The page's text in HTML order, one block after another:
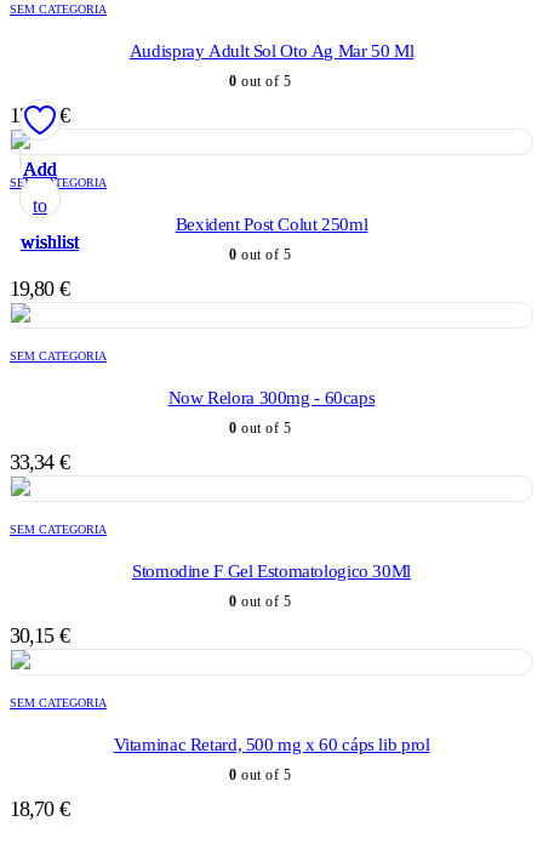
Add
to
wishlist
SEM CATEGORIA
Audispray Adult Sol Oto Ag Mar 50 Ml
0 out of 5
12,70€
Add
to
wishlist
SEM CATEGORIA
Bexident Post Colut 250ml
0 out of 5
19,80 €
Add
to
wishlist
SEM CATEGORIA
Now Relora 300mg - 60caps
0 out of 5
33,34 €
Add
to
wishlist
SEM CATEGORIA
Stomodine F Gel Estomatologico 30Ml
0 out of 5
30,15 €
Add
to
wishlist
SEM CATEGORIA
Vitaminac Retard, 500 mg x 60 cáps lib prol
0 out of 5
18,70 €